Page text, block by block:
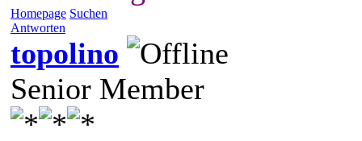
Homepage Suchen
Antworten
topolino
Senior Member